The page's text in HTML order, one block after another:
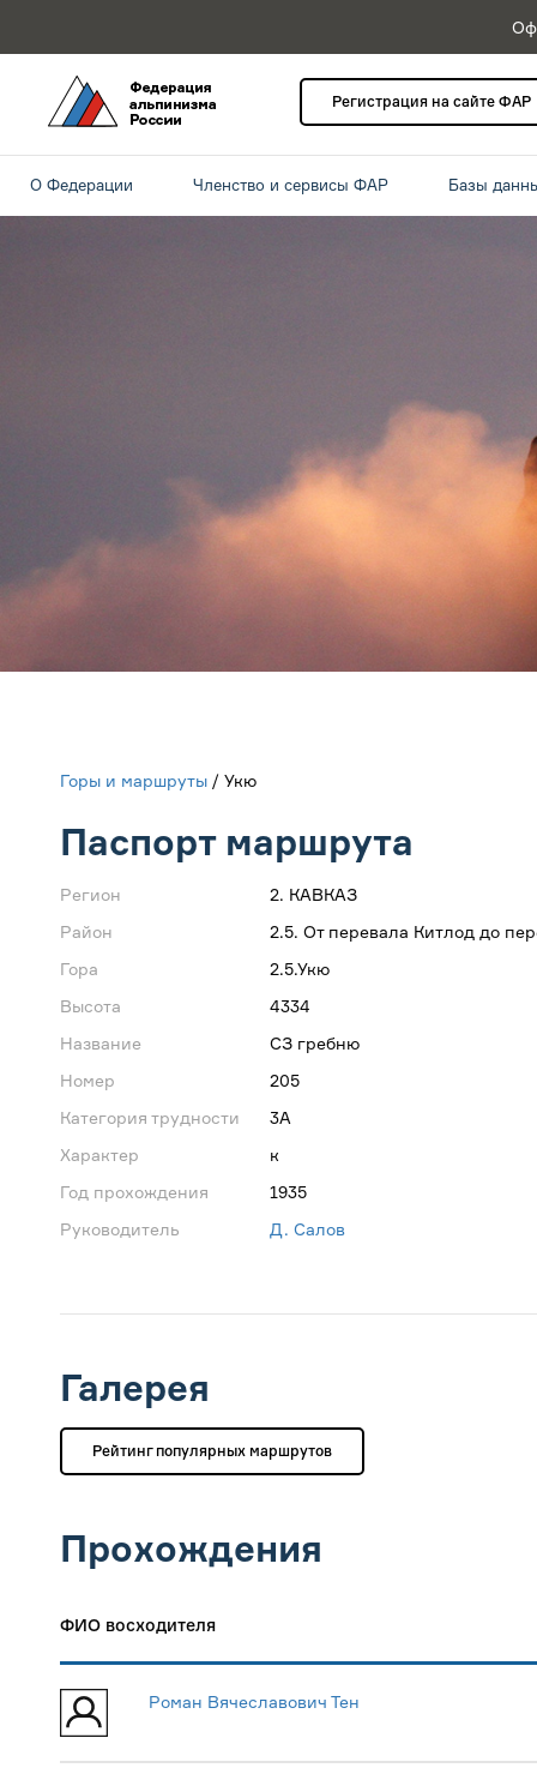
Регистрация на сайте ФАР
О Федерации Членство и сервисы ФАР Базы
Горы и маршруты / Укю
Паспорт маршрута
Регион
2. КАВКАЗ
Район
2.5. От перевала Китлод до
Гора
2.5.Укю
Высота
4334
Название
СЗ гребню
Номер
205
Категория трудности
3А
Характер
к
Год прохождения
1935
Руководитель
Д. Салов
Галерея
Рейтинг популярных маршрутов
Прохождения
ФИО восходителя
Роман Вячеславович Тен